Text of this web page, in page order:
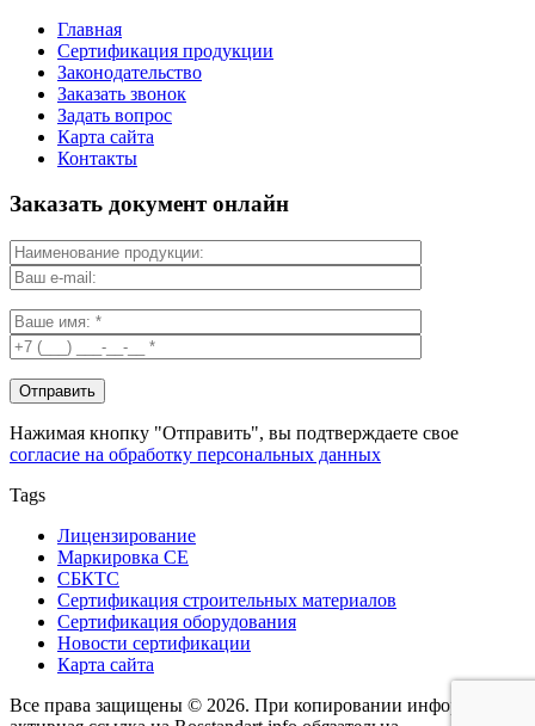
Главная
Сертификация продукции
Законодательство
Заказать звонок
Задать вопрос
Карта сайта
Контакты
Заказать документ онлайн
Нажимая кнопку "Отправить", вы подтверждаете свое
согласие на обработку персональных данных
Tags
Лицензирование
Маркировка СЕ
СБКТС
Сертификация строительных материалов
Сертификация оборудования
Новости сертификации
Карта сайта
Все права защищены © 2026. При копировании информации -